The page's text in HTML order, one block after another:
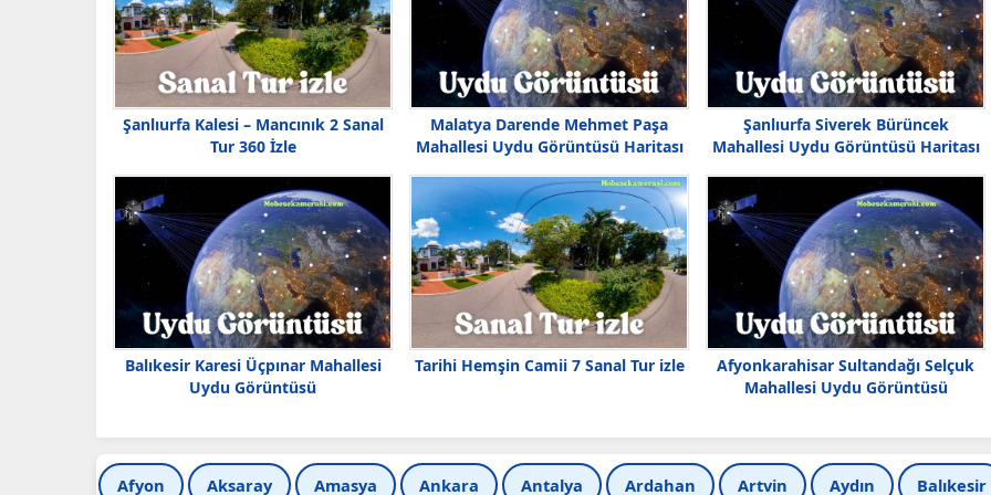
Şanlıurfa Kalesi – Mancınık 2 Sanal
Tur 360 İzle
Malatya Darende Mehmet Paşa
Mahallesi Uydu Görüntüsü Haritası
Şanlıurfa Siverek Bürüncek
Mahallesi Uydu Görüntüsü Haritası
Balıkesir Karesi Üçpınar Mahallesi
Uydu Görüntüsü
Tarihi Hemşin Camii 7 Sanal Tur izle
Afyonkarahisar Sultandağı Selçuk
Mahallesi Uydu Görüntüsü
Afyon Aksaray Amasya Ankara Antalya Ardahan Artvin Aydın Balıkesir